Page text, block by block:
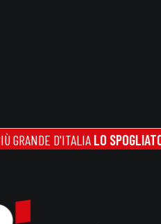
D'ITALIALO SPOGLIATOIO